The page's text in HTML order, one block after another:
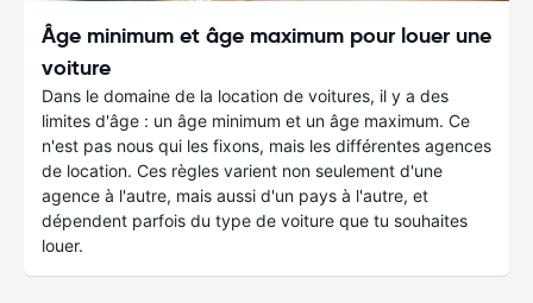
Âge minimum et âge maximum pour louer une
voiture
Dans le domaine de la location de voitures, il y a des
limites d'âge : un âge minimum et un âge maximum. Ce
n'est pas nous qui les fixons, mais les différentes agences
de location. Ces règles varient non seulement d'une
agence à l'autre, mais aussi d'un pays à l'autre, et
dépendent parfois du type de voiture que tu souhaites
louer.